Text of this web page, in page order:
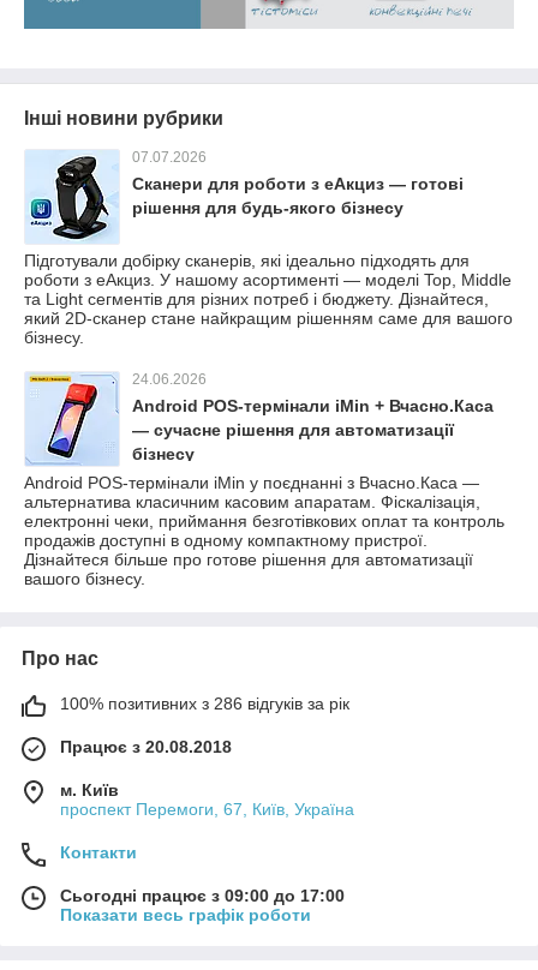
Інші новини рубрики
07.07.2026
Сканери для роботи з еАкциз — готові
рішення для будь-якого бізнесу
Підготували добірку сканерів, які ідеально підходять для
роботи з еАкциз. У нашому асортименті — моделі Top, Middle
та Light сегментів для різних потреб і бюджету. Дізнайтеся,
який 2D-сканер стане найкращим рішенням саме для вашого
бізнесу.
24.06.2026
Android POS-термінали iMin + Вчасно.Каса
— сучасне рішення для автоматизації
бізнесу
Android POS-термінали iMin у поєднанні з Вчасно.Каса —
альтернатива класичним касовим апаратам. Фіскалізація,
електронні чеки, приймання безготівкових оплат та контроль
продажів доступні в одному компактному пристрої.
Дізнайтеся більше про готове рішення для автоматизації
вашого бізнесу.
Про нас
100% позитивних з 286 відгуків за рік
Працює з 20.08.2018
м. Київ
проспект Перемоги, 67, Київ, Україна
Контакти
Сьогодні працює з 09:00 до 17:00
Показати весь графік роботи